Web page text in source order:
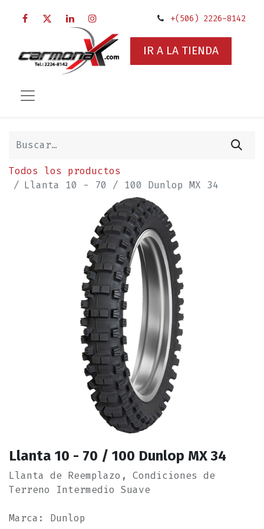
+(506) 2226-8142
IR A LA TIENDA
Todos los productos
Llanta 10 - 70 / 100 Dunlop MX 34
Llanta 10 - 70 / 100 Dunlop MX 34
Llanta de Reemplazo, Condiciones de
Terreno Intermedio Suave
Marca: Dunlop